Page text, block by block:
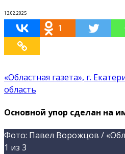
13.02.2025
1
«Областная газета», г.
область
Основной упор сделан на
Фото: Павел Ворожцов /
1 из 3